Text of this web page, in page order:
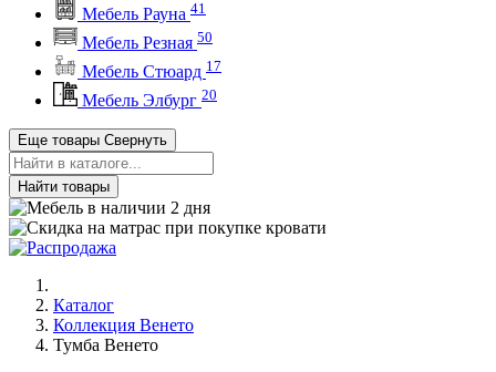
Мебель Рауна 41
Мебель Резная 50
Мебель Стюард 17
Мебель Элбург 20
Еще товары Свернуть
Найти товары
Каталог
Коллекция Венето
Тумба Венето